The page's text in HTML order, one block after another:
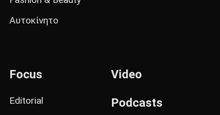
Αυτοκίνητο
Focus
Editorial
Video
Podcasts